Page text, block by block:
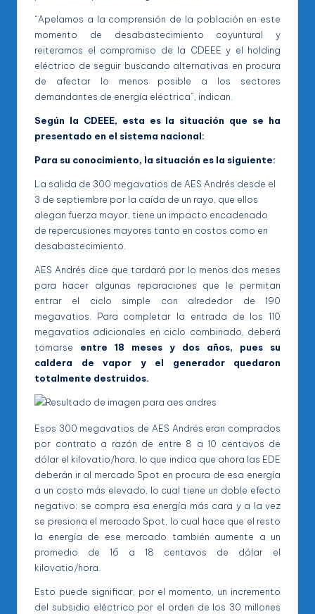
“Apelamos a la comprensión de la población en este
momento de desabastecimiento coyuntural y
reiteramos el compromiso de la CDEEE y el holding
eléctrico de seguir buscando alternativas en procura
de afectar lo menos posible a los sectores
demandantes de energía eléctrica”, indican.
Según la CDEEE, esta es la situación que se ha
presentado en el sistema nacional:
Para su conocimiento, la situación es la siguiente:
La salida de 300 megavatios de AES Andrés desde el
3 de septiembre por la caída de un rayo, que ellos
alegan fuerza mayor, tiene un impacto encadenado
de repercusiones mayores tanto en costos como en
desabastecimiento.
AES Andrés dice que tardará por lo menos dos meses
para hacer algunas reparaciones que le permitan
entrar el ciclo simple con alrededor de 190
megavatios. Para completar la entrada de los 110
megavatios adicionales en ciclo combinado, deberá
tomarse entre 18 meses y dos años, pues su
caldera de vapor y el generador quedaron
totalmente destruidos.
Esos 300 megavatios de AES Andrés eran comprados
por contrato a razón de entre 8 a 10 centavos de
dólar el kilovatio/hora, lo que indica que ahora las EDE
deberán ir al mercado Spot en procura de esa energía
a un costo más elevado, lo cual tiene un doble efecto
negativo: se compra esa energía más cara y a la vez
se presiona el mercado Spot, lo cual hace que el resto
la energía de ese mercado también aumente a un
promedio de 16 a 18 centavos de dólar el
kilovatio/hora.
Esto puede significar, por el momento, un incremento
del subsidio eléctrico por el orden de los 30 millones